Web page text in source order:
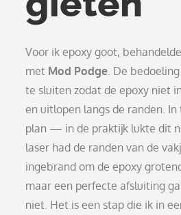
Voor ik epoxy goot,
met Mod Podge. De
te sluiten zodat de epoxy niet
en uitlopen langs de randen.
plan — in de praktijk lukte dit
laser had de randen van de
ingebrand om de epoxy
maar een perfecte afsluiting
niet. Het is een stap die ik in